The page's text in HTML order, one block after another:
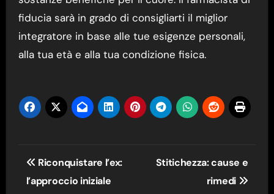
fiducia sarà in grado di consigliarti il miglior
integratore in base alle tue esigenze personali,
alla tua età e alla tua condizione fisica.
Navigazione
articoli
Riconquistare l’ex:
l’approccio iniziale
Stitichezza: cause e
rimedi